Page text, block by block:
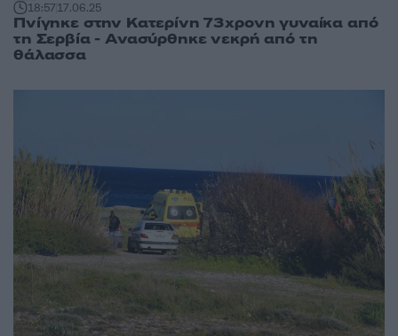
18:5717.06.25
Πνίγηκε στην Κατερίνη 73χρονη γυναίκα από
τη Σερβία - Ανασύρθηκε νεκρή από τη
θάλασσα